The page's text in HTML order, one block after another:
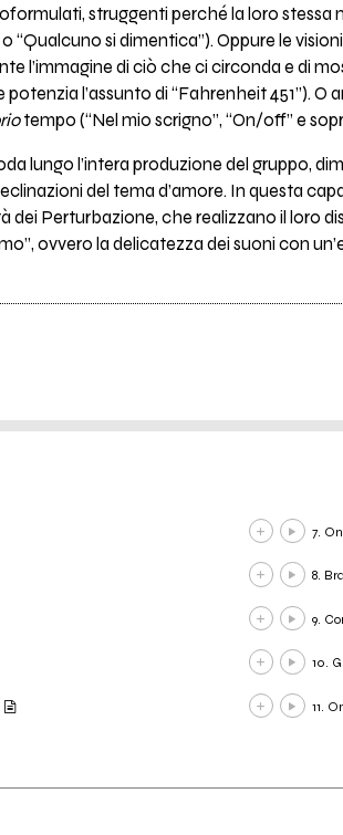
struggenti perché la loro stessa
“Qualcuno si dimentica”). Oppure le
l’immagine di ciò che ci circonda e di
l’assunto di “Fahrenheit 451”). O
tempo (“Nel mio scrigno”, “On/off” e
lungo l’intera produzione del gruppo,
del tema d’amore. In questa
dei Perturbazione, che realizzano il loro
ovvero la delicatezza dei suoni con
7.
8.
9.
10.
11.